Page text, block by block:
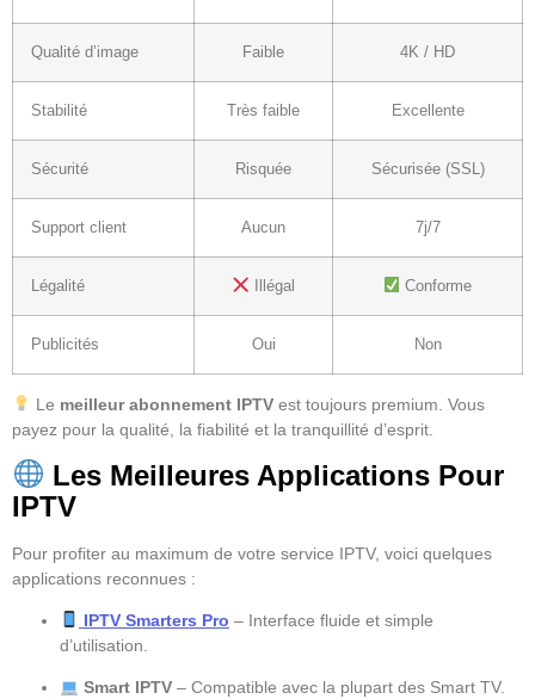
Qualité d’image Faible 4K / HD
Stabilité Très faible Excellente
Sécurité Risquée Sécurisée (SSL)
Support client Aucun 7j/7
Légalité Illégal Conforme
Publicités Oui Non
Le meilleur abonnement IPTVest toujours premium. Vous
payez pour la qualité, la fiabilité et la tranquillité d’esprit.
Les Meilleures Applications Pour
IPTV
Pour profiter au maximum de votre service IPTV, voici quelques
applications reconnues :
IPTV Smarters Pro – Interface fluide et simple
d’utilisation.
Smart IPTV– Compatible avec la plupart des Smart TV.